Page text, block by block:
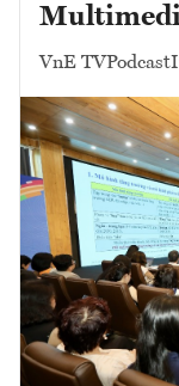
VnE TVPodcast